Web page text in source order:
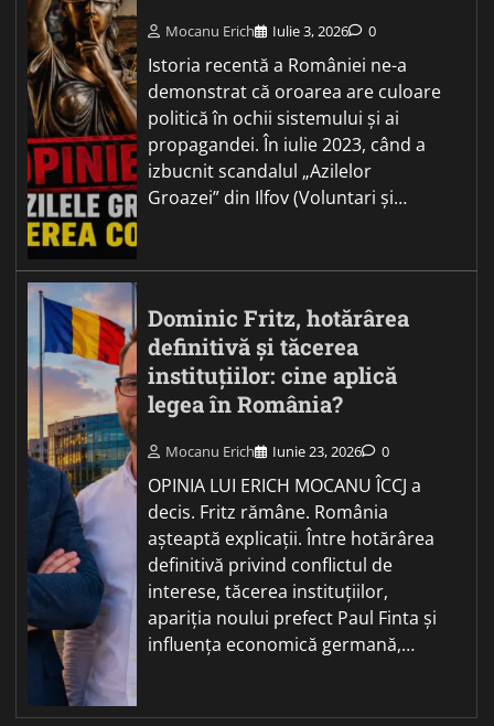
Mocanu Erich Iulie 3, 2026 0
Istoria recentă a României ne-a
demonstrat că oroarea are culoare
politică în ochii sistemului și ai
propagandei. În iulie 2023, când a
izbucnit scandalul „Azilelor
Groazei” din Ilfov (Voluntari și…
Dominic Fritz, hotărârea
definitivă și tăcerea
instituțiilor: cine aplică
legea în România?
Mocanu Erich Iunie 23, 2026 0
OPINIA LUI ERICH MOCANU ÎCCJ a
decis. Fritz rămâne. România
așteaptă explicații. Între hotărârea
definitivă privind conflictul de
interese, tăcerea instituțiilor,
apariția noului prefect Paul Finta și
influența economică germană,…